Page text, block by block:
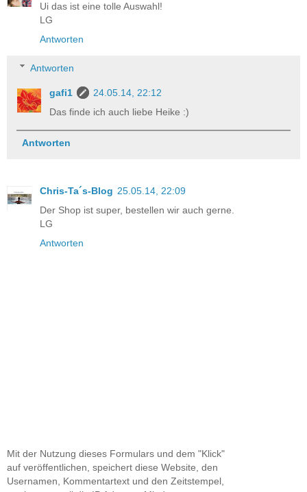
Ui das ist eine tolle Auswahl!
LG
Antworten
Antworten
gafi1
24.05.14, 22:12
Das finde ich auch liebe Heike :)
Antworten
Chris-Ta´s-Blog 25.05.14, 22:09
Der Shop ist super, bestellen wir auch gerne.
LG
Antworten
Mit der Nutzung dieses Formulars und dem "Klick"
auf veröffentlichen, speichert diese Website, den
Usernamen, Kommentartext und den Zeitstempel,